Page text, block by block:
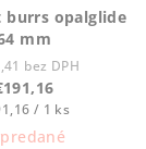
burrs opalglide
mm
bez DPH
/ 1 ks